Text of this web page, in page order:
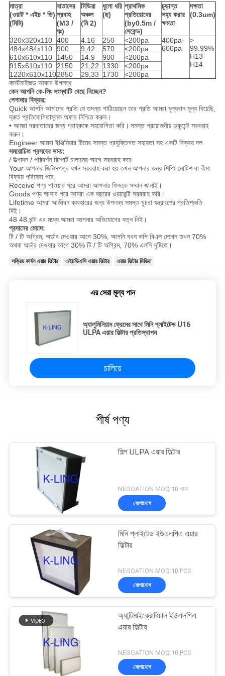
মাত্রা
(ওয়াট * এইচ * ডি)
(মিমি)
বাতাসের
প্রবাহ
(M3 /
ঘঃ)
মিডিয়া
অঞ্চল
(মি 2)
ধুলো ধরি
(ছ)
প্রাথমিক
প্রতিরোধের
(by0.5m /
সেকেন্ড)
চূড়ান্ত
সহ্য করার
ক্ষমতা
দক্ষতা
(0.3um)
320x320x110 400 4.16 250 <200pa
400pa-
600pa
>
99.99%
H13-
H14
484x484x110 900 9,42 570
<200pa
610x610x110
1450 14.9 900
<200pa
915x610x110 2150 21,22 1330
<200pa
1220x610x1102850 29,33 1730
<200pa
কাস্টমাইজড আকার উপলব্ধ
কেন আপনি কে-লিং সংস্থাটি বেছে নিচ্ছেন?
পেশাদার বিক্রয়:
Quick আপনি আমাদের প্রতি যে তদন্ত পাঠিয়েছেন তার প্রতি আমরা মূল্যবান মূল্য দিয়েছি,
দ্রুত প্রতিযোগিতামূলক অফার নিশ্চিত করুন।
• আমরা দরদাতাদের জন্য গ্রাহককে সহযোগিতা করি। সমস্ত প্রয়োজনীয় ডকুমেন্ট সরবরাহ
করুন।
Engineer আমরা ইঞ্জিনিয়ার টিমের সমস্ত প্রযুক্তিগত সহায়তা সহ একটি বিক্রয় দল
সময়োচিত প্রসবের সময়:
/ উত্পাদন / পরিদর্শন রিপোর্ট চালানের আগে সরবরাহ করে
Your আপনার জিনিসপত্র যখন সরবরাহ করা হয় তখন আপনার জন্য শিপিং নোটিশ বা বীমা
বিক্রয় পরিষেবা পরে:
Receive পণ্য পাওয়ার পরে আমরা আপনার ফিডকে সম্মান জানাই।
Goods পণ্য আসার পরে আমরা এক বছরের ওয়ারেন্টি সরবরাহ করি।
Lifetime আমরা আজীবন ব্যবহারের জন্য উপলব্ধ সমস্ত খুচরা যন্ত্রাংশের প্রতিশ্রুতি
দিই।
48 48 ঘন্টা এর মধ্যে আমরা আপনার অভিযোগের যত্ন নিই।
প্রদানের মেয়াদ:
টি / টি অগ্রিম, অর্ডার দেওয়ার আগে 30%, আপনি যখন কপি বিএল দেখেন তখন 70%
অথবা অর্ডার দেওয়ার আগে 30% টি / টি অগ্রিম, 70% এলসি দৃষ্টিতে।
সক্রিয় কার্বন এয়ার ফিল্টার এইচভিএসি এয়ার ফিল্টার এয়ার ফিল্টার মিডিয়া
এর সেরা মূল্য পান
অ্যালুমিনিয়াম ফ্রেমের সাথে মিনি প্লাইটেড U16
ULPA এয়ার ফিল্টার প্রতিস্থাপন
চালিয়ে
শীর্ষ পণ্য
শিল্প ULPA এয়ার ফিল্টার
NEGOATION MOQ:10 খানা
যোগাযোগ
মিনি প্লাইটেড ইউএলপিএ এয়ার
ফিল্টার
NEGOATION MOQ:10 PCS
যোগাযোগ
অ্যান্টিমাইক্রোবিয়াল ইউএলপিএ
এয়ার ফিল্টার
NEGOATION MOQ:10 PCS
যোগাযোগ